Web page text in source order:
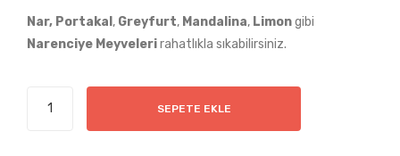
Nar, Portakal , Greyfurt, Mandalina, Limongibi
Narenciye Meyvelerirahatlıkla sıkabilirsiniz.
SEPETE EKLE